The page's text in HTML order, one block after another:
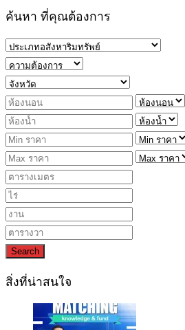
ค้นหา ที่คุณต้องการ
Search
สิ่งที่น่าสนใจ